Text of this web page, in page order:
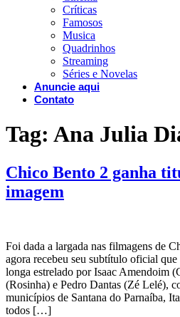
Críticas
Famosos
Musica
Quadrinhos
Streaming
Séries e Novelas
Anuncie aqui
Contato
Tag: Ana Julia
Chico Bento 2 ganha
imagem
Foi dada a largada nas filmagens de
agora recebeu seu subtítulo oficial
longa estrelado por Isaac Amendoim
(Rosinha) e Pedro Dantas (Zé Lelé),
municípios de Santana do Parnaíba,
todos […]